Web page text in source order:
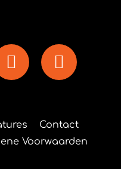
Contact
Voorwaarden